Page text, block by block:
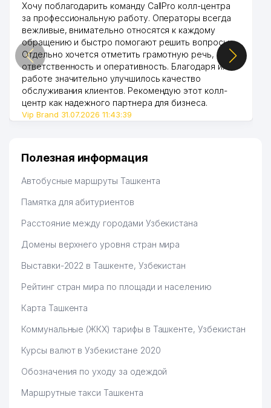
Хочу поблагодарить команду CallPro колл-центра
за профессиональную работу. Операторы всегда
вежливые, внимательно относятся к каждому
обращению и быстро помогают решить вопросы.
Отдельно хочется отметить грамотную речь,
ответственность и оперативность. Благодаря их
работе значительно улучшилось качество
обслуживания клиентов. Рекомендую этот колл-
центр как надежного партнера для бизнеса.
Vip Brand 31.07.2026 11:43:39
Полезная информация
Автобусные маршруты Ташкента
Памятка для абитуриентов
Расстояние между городами Узбекистана
Домены верхнего уровня стран мира
Выставки-2022 в Ташкенте, Узбекистан
Рейтинг стран мира по площади и населению
Карта Ташкента
Коммунальные (ЖКХ) тарифы в Ташкенте, Узбекистан
Курсы валют в Узбекистане 2020
Обозначения по уходу за одеждой
Маршрутные такси Ташкента